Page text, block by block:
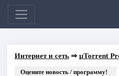
Интернет и сеть⇒ µTorrent
Оцените новость / программу!